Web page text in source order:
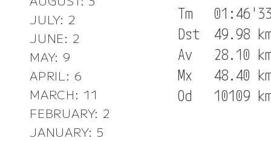
JULY: 2
JUNE: 2
MAY: 9
APRIL: 6
MARCH: 11
FEBRUARY: 2
JANUARY: 5
Tm
Dst  49.98
Av   28.10
Mx   48.40